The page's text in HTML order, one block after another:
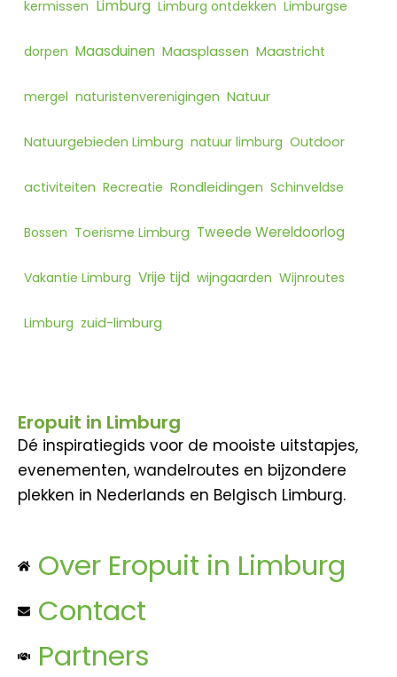
kermissen Limburg Limburg ontdekken Limburgse
dorpen Maasduinen Maasplassen Maastricht
mergel naturistenverenigingen Natuur
Natuurgebieden Limburg natuur limburg Outdoor
activiteiten Recreatie Rondleidingen Schinveldse
Bossen Toerisme Limburg Tweede Wereldoorlog
Vakantie Limburg Vrije tijd wijngaarden Wijnroutes
Limburg zuid-limburg
Eropuit in Limburg
Dé inspiratiegids voor de mooiste uitstapjes,
evenementen, wandelroutes en bijzondere
plekken in Nederlands en Belgisch Limburg.
Over Eropuit in Limburg
Contact
Partners